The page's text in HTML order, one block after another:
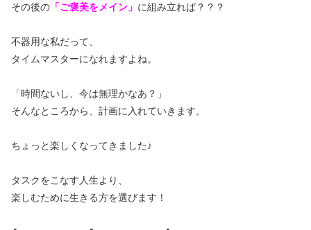
その後の 「ご褒美をメイン」 に組み立れば？？？
不器用な私だって、
タイムマスターになれますよね。
「時間ないし、今は無理かなあ？」
そんなところから、計画に入れていきます。
ちょっと楽しくなってきました♪
タスクをこなす人生より、
楽しむために生きる方を選びます！